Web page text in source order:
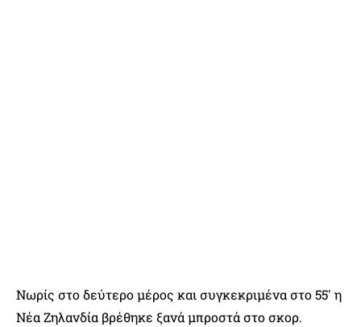
Νωρίς στο δεύτερο μέρος και συγκεκριμένα στο 55′ η
Νέα Ζηλανδία βρέθηκε ξανά μπροστά στο σκορ.